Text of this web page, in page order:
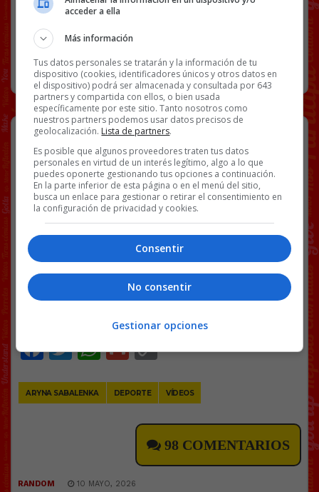
VÍDEOS
RANDOM 10 MAYO, 2026
La número 1 del mundo, Aryna
Sabalenka pelea más dinero y
amenaza con boicotear los Grand
Slam.
Sabalenka y varios jugadores del tour piensan que
deberían estar más cerca de repartirse el ingreso a
un 50-50% con el promotor.
Ver vídeo en X
Facebook
Twitter
WhatsApp
Gmail
Copy
ARYNA SABALENKA DEPORTE VÍDEOS
98 COMENTARIOS
RANDOM 10 MAYO, 2026
acceder a ella
Más información
Tus datos personales se tratarán y la información de tu
dispositivo (cookies, identificadores únicos y otros datos en
el dispositivo) podrá ser almacenada y consultada por 643
partners y compartida con ellos, o bien usada
específicamente por este sitio. Tanto nosotros como
nuestros partners podemos usar datos precisos de
geolocalización. Lista de partners.
Es posible que algunos proveedores traten tus datos
personales en virtud de un interés legítimo, algo a lo que
puedes oponerte gestionando tus opciones a continuación.
En la parte inferior de esta página o en el menú del sitio,
busca un enlace para gestionar o retirar el consentimiento en
la configuración de privacidad y cookies.
Consentir
No consentir
Gestionar opciones